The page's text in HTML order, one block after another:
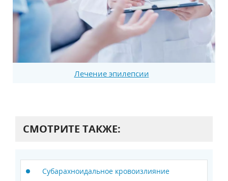
Лечение эпилепсии
СМОТРИТЕ ТАКЖЕ:
Субарахноидальное кровоизлияние